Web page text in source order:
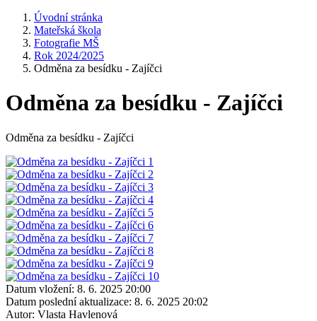
Úvodní stránka
Mateřská škola
Fotografie MŠ
Rok 2024/2025
Odměna za besídku - Zajíčci
Odměna za besídku - Zajíčci
Odměna za besídku - Zajíčci
Datum vložení: 8. 6. 2025 20:00
Datum poslední aktualizace: 8. 6. 2025 20:02
Autor: Vlasta Havlenová